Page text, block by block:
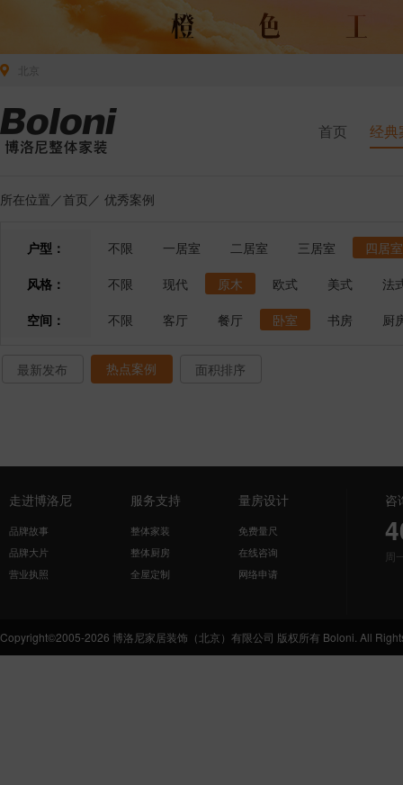
首页 经典
所在位置／首页 ／ 优秀案例
户型： 不限 一居室 二居室 三居室
四居室
风格：
不限 现代 原木 欧式 美式
法
空间：
不限 客厅 餐厅 卧室 书房 厨
最新发布 热点案例 面积排序
走进博洛尼
品牌故事
品牌大片
营业执照
服务支持
整体家装
整体厨房
全屋定制
量房设计
免费量尺
在线咨询
网络申请
咨
周
Copyright©2005-2026 博洛尼家居装饰（北京）有限公司 版权所有 Boloni. All